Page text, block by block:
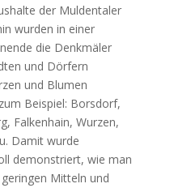
der Muldentaler
wurden in einer
die Denkmäler
und Dörfern
und Blumen
Beispiel: Borsdorf,
Falkenhain, Wurzen,
Damit wurde
demonstriert, wie man
Mitteln und